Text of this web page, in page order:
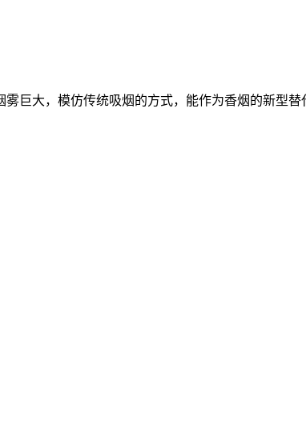
巨大，模仿传统吸烟的方式，能作为香烟的新型替